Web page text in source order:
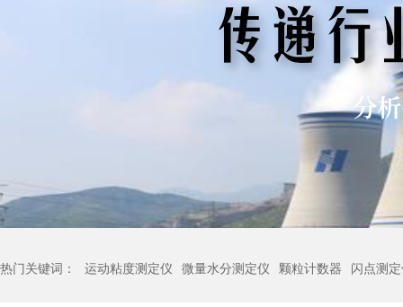
热门关键词： 运动粘度测定仪 微量水分测定仪 颗粒计数器 闪点测